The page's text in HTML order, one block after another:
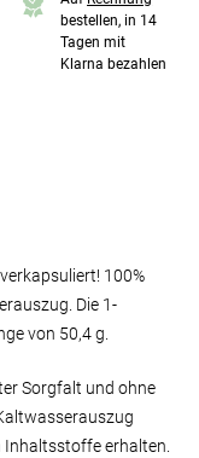
bestellen, in 14
Tagen mit
Klarna bezahlen
100%
Die 1-
von 50,4 g.
Sorgfalt und ohne
erhalten.